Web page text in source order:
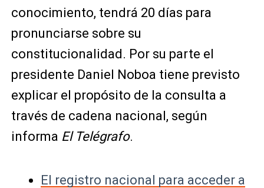
conocimiento, tendrá 20 días para
pronunciarse sobre su
constitucionalidad. Por su parte el
presidente Daniel Noboa tiene previsto
explicar el propósito de la consulta a
través de cadena nacional, según
informa El Telégrafo.
El registro nacional para acceder a